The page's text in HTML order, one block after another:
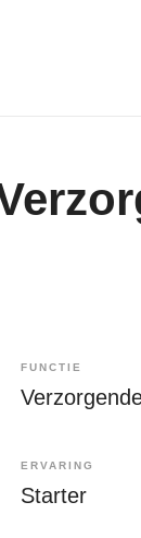
FUNCTIE
ERVARING
Starter